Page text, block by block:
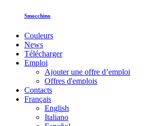
Smocchino
Couleurs
News
Télécharger
Emploi
Ajouter une offre d’emploi
Offres d'emplois
Contacts
Français
English
Italiano